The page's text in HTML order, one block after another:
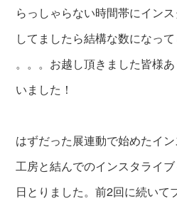
らっしゃらない時間帯にイン
してましたら結構な数になっ
。。。お越し頂きました皆様
いました！
はずだった展連動で始めたイン
工房と結んでのインスタライ
日とりました。前2回に続いて